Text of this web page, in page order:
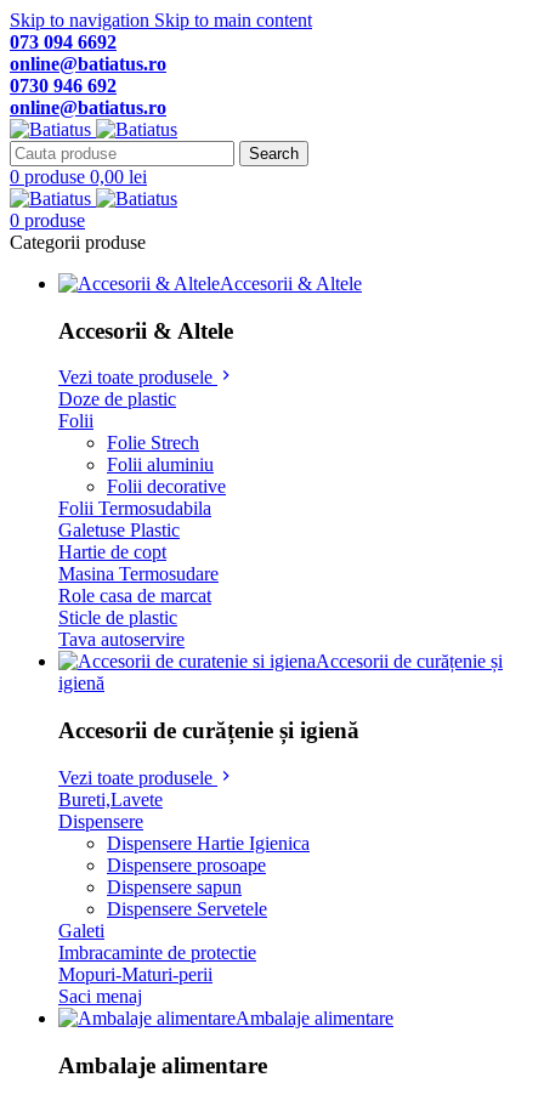
Skip to navigation Skip to main content
073 094 6692
online@batiatus.ro
0730 946 692
online@batiatus.ro
Search
0 produse 0,00 lei
0 produse
Categorii produse
Accesorii & Altele
Accesorii & Altele
Vezi toate produsele
Doze de plastic
Folii
Folie Strech
Folii aluminiu
Folii decorative
Folii Termosudabila
Galetuse Plastic
Hartie de copt
Masina Termosudare
Role casa de marcat
Sticle de plastic
Tava autoservire
Accesorii de curățenie și
igienă
Accesorii de curățenie și igienă
Vezi toate produsele
Bureti,Lavete
Dispensere
Dispensere Hartie Igienica
Dispensere prosoape
Dispensere sapun
Dispensere Servetele
Galeti
Imbracaminte de protectie
Mopuri-Maturi-perii
Saci menaj
Ambalaje alimentare
Ambalaje alimentare